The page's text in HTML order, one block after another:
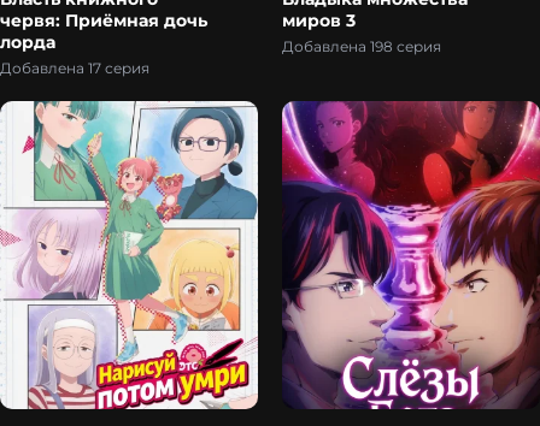
червя: Приёмная дочь
лорда
Добавлена 17 серия
миров 3
Добавлена 198 серия